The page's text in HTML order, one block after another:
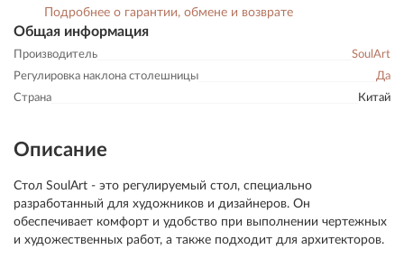
Общая информация
Производитель
SoulArt
Регулировка наклона столешницы
Да
Страна
Китай
Подробнее о гарантии, обмене и возврате
Описание
Стол SoulArt - это регулируемый стол, специально
разработанный для художников и дизайнеров. Он
обеспечивает комфорт и удобство при выполнении чертежных
и художественных работ, а также подходит для архитекторов.